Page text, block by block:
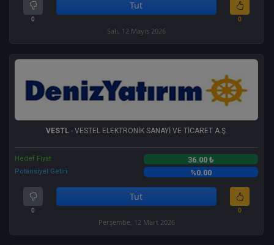
0
Tut
0
Salı, 12 Mayıs 2026
VESTL- VESTEL ELEKTRONİK SANAYİ VE TİCARET A.Ş.
Hedef Fiyat 36.00 ₺
Potansiyel Getiri %0.00
0
Tut
0
Perşembe, 12 Mart 2026